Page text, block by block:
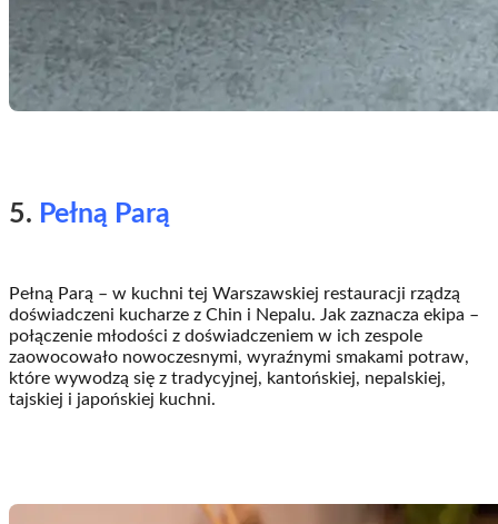
5. Pełną Parą
Pełną Parą – w kuchni tej Warszawskiej restauracji rządzą
doświadczeni kucharze z Chin i Nepalu. Jak zaznacza ekipa –
połączenie młodości z doświadczeniem w ich zespole
zaowocowało nowoczesnymi, wyraźnymi smakami potraw,
które wywodzą się z tradycyjnej, kantońskiej, nepalskiej,
tajskiej i japońskiej kuchni.